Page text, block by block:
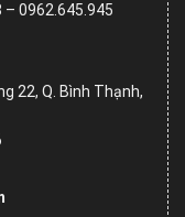
– 0962.645.945
22, Q. Bình Thạnh,